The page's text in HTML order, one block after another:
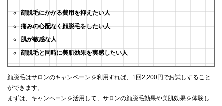
顔脱毛にかかる費用を抑えたい人
痛みの心配なく顔脱毛をしたい人
肌が敏感な人
顔脱毛と同時に美肌効果を実感したい人
顔脱毛はサロンのキャンペーンを利用すれば、1回2,200円でお試しすること
ができます。
まずは、キャンペーンを活用して、サロンの顔脱毛効果や美肌効果を体験し